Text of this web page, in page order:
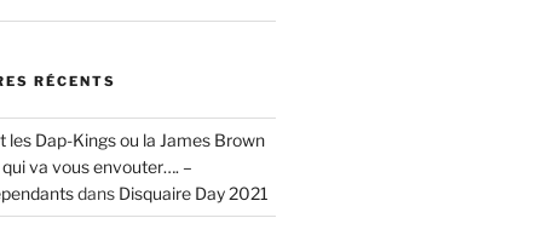
RÉCENTS
les Dap-Kings ou la James Brown
qui va vous envouter…. –
dans Disquaire Day 2021